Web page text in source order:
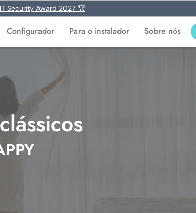
Security Award 2027 🏆
Configurador Para o instalador Sobre nós